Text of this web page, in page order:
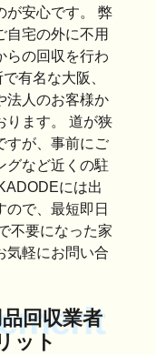
が安心です。 弊
自宅の外に不用
らの回収を行わ
有名な大阪、
法人のお客様か
ります。 道が狭
すが、事前にご
グなど近くの駐
には出
ので、最短即日
不要になった家
気軽にお問い合
回収業者
ット